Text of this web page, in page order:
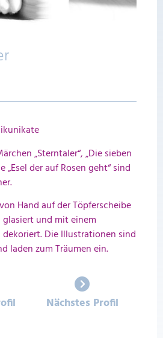
„Sterntaler“, „Die sieben
„Esel der auf Rosen geht“ sind
Hand auf der Töpferscheibe
und mit einem
dekoriert. Die Illustrationen sind
laden zum Träumen ein.
Nächstes Profil